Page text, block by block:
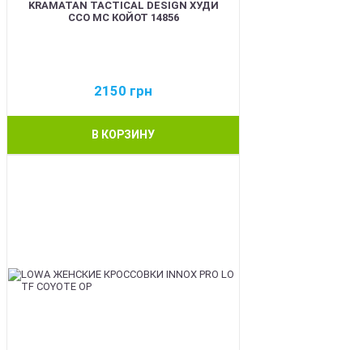
KRAMATAN TACTICAL DESIGN ХУДИ
ССО МС КОЙОТ 14856
2150 грн
В КОРЗИНУ